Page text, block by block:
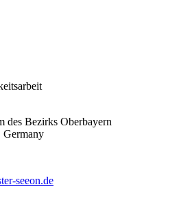
des Bezirks Oberbayern
Germany
seeon.de